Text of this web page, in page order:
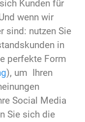
Kunden für
wenn wir
sind: nutzen Sie
in
perfekte Form
), um Ihren
Social Media
Sie sich die